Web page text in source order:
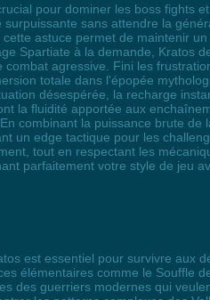
pour dominer les boss fights
sans attendre la
astuce permet de maintenir
Spartiate à la demande, Kratos
agressive. Fini les
totale dans l'épopée
désespérée, la recharge
la fluidité apportée aux
combinant la puissance brute
un edge tactique pour les
tout en respectant les
parfaitement votre style de jeu
est essentiel pour survivre aux
élémentaires comme le Souffle
des guerriers modernes qui